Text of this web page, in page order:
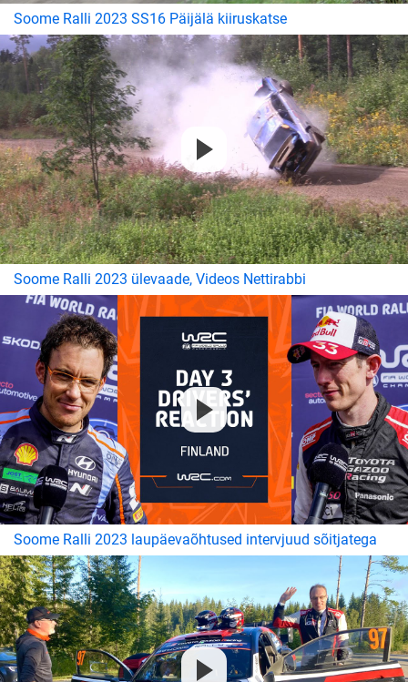
Soome Ralli 2023 SS16 Päijälä kiiruskatse
Soome Ralli 2023 ülevaade, Videos Nettirabbi
Soome Ralli 2023 laupäevaõhtused intervjuud sõitjatega